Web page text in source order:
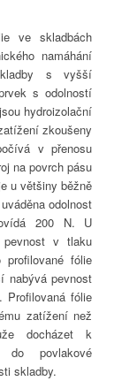
ve skladbách
namáhání
s vyšší
s odolností
hydroizolační
zkoušeny
v přenosu
na povrch pásu
u většiny běžně
odolnost
200 N. U
v tlaku
fólie
nabývá pevnost
Profilovaná fólie
zatížení než
docházet k
do povlakové
skladby.